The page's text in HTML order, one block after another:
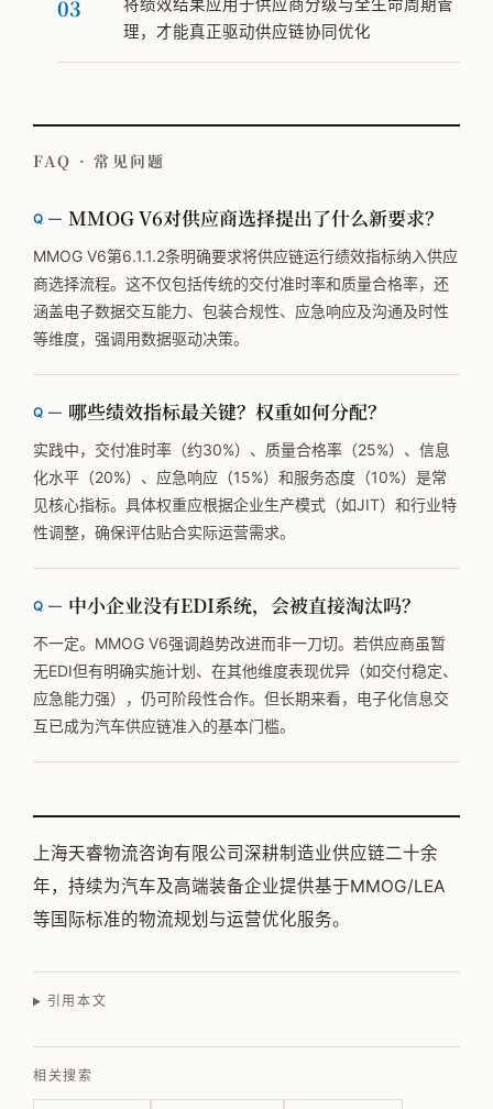
将绩效结果应用于供应商分级与全生命周期管
理，才能真正驱动供应链协同优化
FAQ · 常见问题
MMOG V6对供应商选择提出了什么新要求？
MMOG V6第6.1.1.2条明确要求将供应链运行绩效指标纳入供应
商选择流程。这不仅包括传统的交付准时率和质量合格率，还
涵盖电子数据交互能力、包装合规性、应急响应及沟通及时性
等维度，强调用数据驱动决策。
哪些绩效指标最关键？权重如何分配？
实践中，交付准时率（约30%）、质量合格率（25%）、信息
化水平（20%）、应急响应（15%）和服务态度（10%）是常
见核心指标。具体权重应根据企业生产模式（如JIT）和行业特
性调整，确保评估贴合实际运营需求。
中小企业没有EDI系统，会被直接淘汰吗？
不一定。MMOG V6强调趋势改进而非一刀切。若供应商虽暂
无EDI但有明确实施计划、在其他维度表现优异（如交付稳定、
应急能力强），仍可阶段性合作。但长期来看，电子化信息交
互已成为汽车供应链准入的基本门槛。
上海天睿物流咨询有限公司深耕制造业供应链二十余
年，持续为汽车及高端装备企业提供基于MMOG/LEA
等国际标准的物流规划与运营优化服务。
引用本文
相关搜索